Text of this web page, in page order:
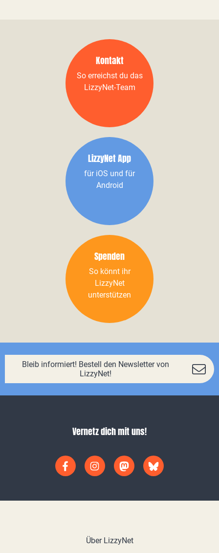
Kontakt
So erreichst du das
LizzyNet-Team
LizzyNet App
für iOS und für
Android
Spenden
So könnt ihr
LizzyNet
unterstützen
Bleib informiert! Bestell den Newsletter von
LizzyNet!
Vernetz dich mit uns!
Über LizzyNet